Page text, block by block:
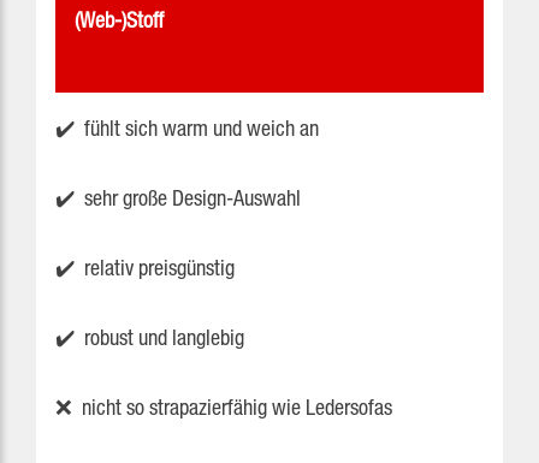
(Web-)Stoff
✔️ fühlt sich warm und weich an
✔️ sehr große Design-Auswahl
✔️ relativ preisgünstig
✔️ robust und langlebig
❌ nicht so strapazierfähig wie Ledersofas